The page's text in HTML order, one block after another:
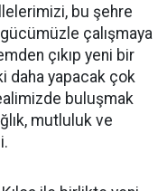
bu şehre
çalışmaya
çıkıp yeni bir
daha yapacak çok
buluşmak
mutluluk ve